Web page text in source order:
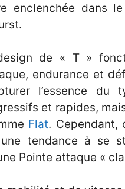
enclenchée dans
de « T »
endurance et
l’essence
et rapides,
Flat. Cependant,
tendance à se
Pointe attaque «